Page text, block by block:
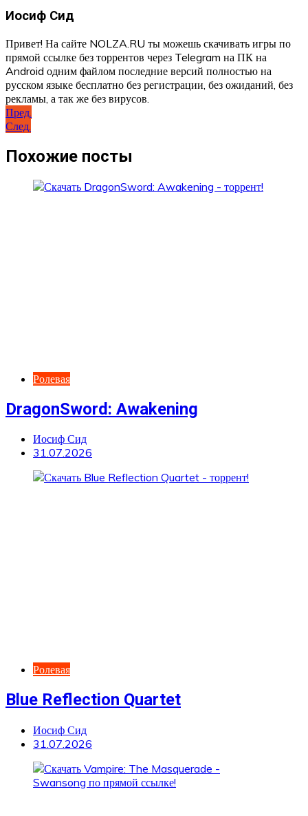
Иосиф Сид
Привет! На сайте NOLZA.RU ты можешь скачивать игры по
прямой ссылке без торрентов через Telegram на ПК на
Android одним файлом последние версий полностью на
русском языке бесплатно без регистрации, без ожиданий, без
рекламы, а так же без вирусов.
Навигация
по
записям
Пред.
След.
Похожие посты
Ролевая
DragonSword: Awakening
Иосиф Сид
31.07.2026
Ролевая
Blue Reflection Quartet
Иосиф Сид
31.07.2026